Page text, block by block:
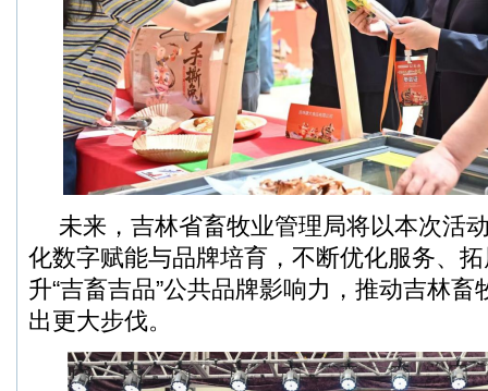
未来，吉林省畜牧业管理局将以本次活
化数字赋能与品牌培育，不断优化服务、
升“吉畜吉品”公共品牌影响力，推动吉林
出更大步伐。